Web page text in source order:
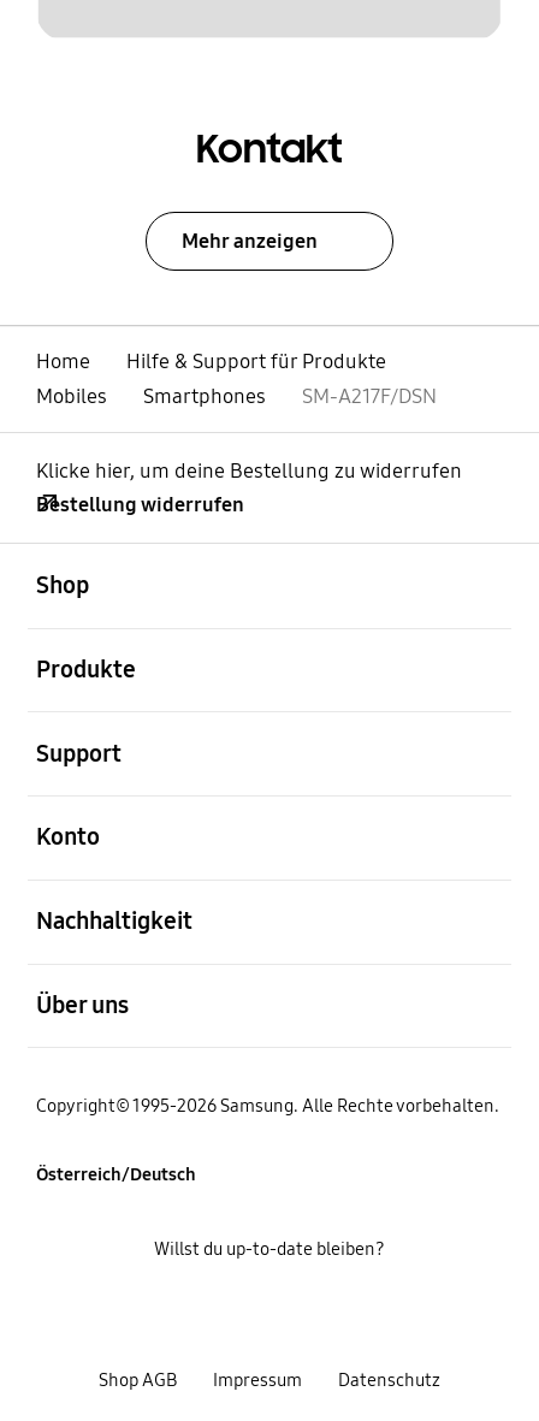
Kontakt
Mehr anzeigen
Home
Hilfe & Support für Produkte
Mobiles
Smartphones SM-A217F/DSN
Klicke hier, um deine Bestellung zu widerrufen
Bestellung widerrufen
Shop
Produkte
Support
Konto
Nachhaltigkeit
Über uns
Copyright© 1995-2026 Samsung. Alle Rechte vorbehalten.
Österreich/Deutsch
Shop AGB Impressum Datenschutz
Willst du up-to-date bleiben?